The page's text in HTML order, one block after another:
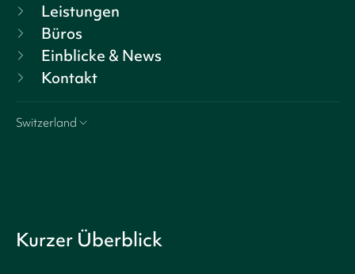
Leistungen
Büros
Einblicke & News
Kontakt
Switzerland
Kurzer Überblick